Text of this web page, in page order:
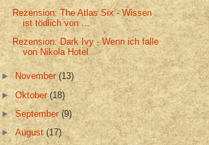
Rezension: The Atlas Six - Wissen
ist tödlich von ...
Rezension: Dark Ivy - Wenn ich falle
von Nikola Hotel
►November(13)
►Oktober(18)
►September(9)
►August(17)